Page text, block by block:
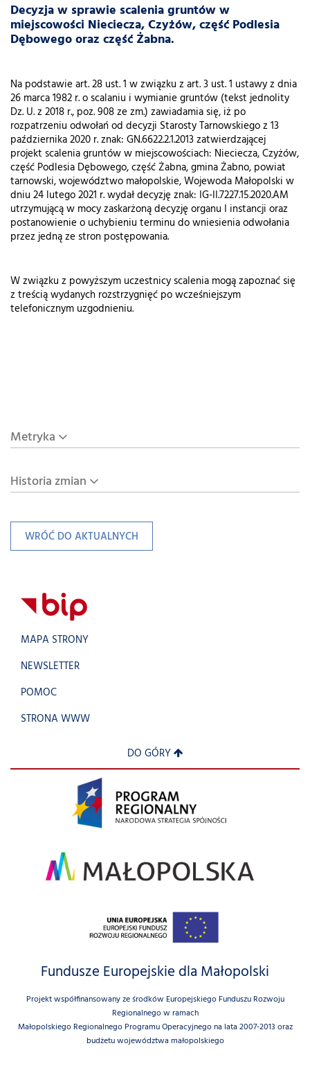
Decyzja w sprawie scalenia gruntów w
miejscowości Nieciecza, Czyżów, część Podlesia
Dębowego oraz część Żabna.
Na podstawie art. 28 ust. 1 w związku z art. 3 ust. 1 ustawy z dnia
26 marca 1982 r. o scalaniu i wymianie gruntów (tekst jednolity
Dz. U. z 2018 r., poz. 908 ze zm.) zawiadamia się, iż po
rozpatrzeniu odwołań od decyzji Starosty Tarnowskiego z 13
października 2020 r. znak: GN.6622.2.1.2013 zatwierdzającej
projekt scalenia gruntów w miejscowościach: Nieciecza, Czyżów,
część Podlesia Dębowego, część Żabna, gmina Żabno, powiat
tarnowski, województwo małopolskie, Wojewoda Małopolski w
dniu 24 lutego 2021 r. wydał decyzję znak: IG-II.7227.15.2020.AM
utrzymującą w mocy zaskarżoną decyzję organu I instancji oraz
postanowienie o uchybieniu terminu do wniesienia odwołania
przez jedną ze stron postępowania.
W związku z powyższym uczestnicy scalenia mogą zapoznać się
z treścią wydanych rozstrzygnięć po wcześniejszym
telefonicznym uzgodnieniu.
Metryka
Historia zmian
WRÓĆ DO AKTUALNYCH
MAPA STRONY
NEWSLETTER
POMOC
STRONA WWW
DO GÓRY
Fundusze Europejskie dla Małopolski
Projekt współfinansowany ze środków Europejskiego Funduszu Rozwoju
Regionalnego w ramach
Małopolskiego Regionalnego Programu Operacyjnego na lata 2007-2013 oraz
budżetu województwa małopolskiego